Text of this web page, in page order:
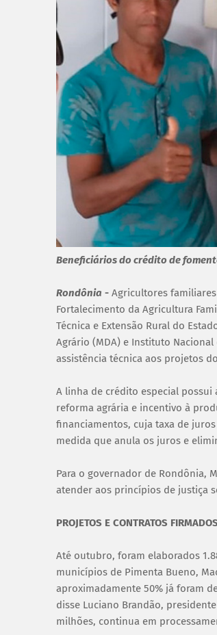
Beneficiários do crédito de
Rondônia - Agricultores
Fortalecimento da Agricultura
Técnica e Extensão Rural do
Agrário (MDA) e Instituto
assistência técnica aos projetos
A linha de crédito especial
reforma agrária e incentivo à
financiamentos, cuja taxa de
medida que anula os juros e
Para o governador de Rondônia,
atender aos princípios de justiça
PROJETOS E CONTRATOS FIRMADOS
Até outubro, foram elaborados
municípios de Pimenta Bueno,
aproximadamente 50% já foram
disse Luciano Brandão,
milhões, continua em